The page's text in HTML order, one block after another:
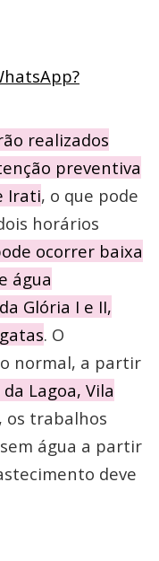
realizados
preventiva
Irati, o que pode
horários
ocorrer baixa
água
Glória I e II,
. O
normal, a partir
Lagoa, Vila
, os trabalhos
água a partir
deve